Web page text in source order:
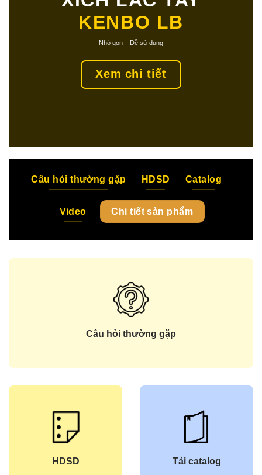
KENBO LB
Nhỏ gọn – Dễ sử dụng
Xem chi tiết
Câu hỏi thường gặp HDSD Catalog
Video Chi tiết sản phẩm
Câu hỏi thường gặp
HDSD Tải catalog